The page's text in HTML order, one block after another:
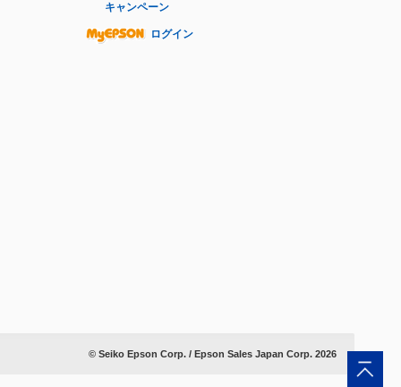
キャンペーン
ログイン
© Seiko Epson Corp. / Epson Sales Japan Corp. 2026